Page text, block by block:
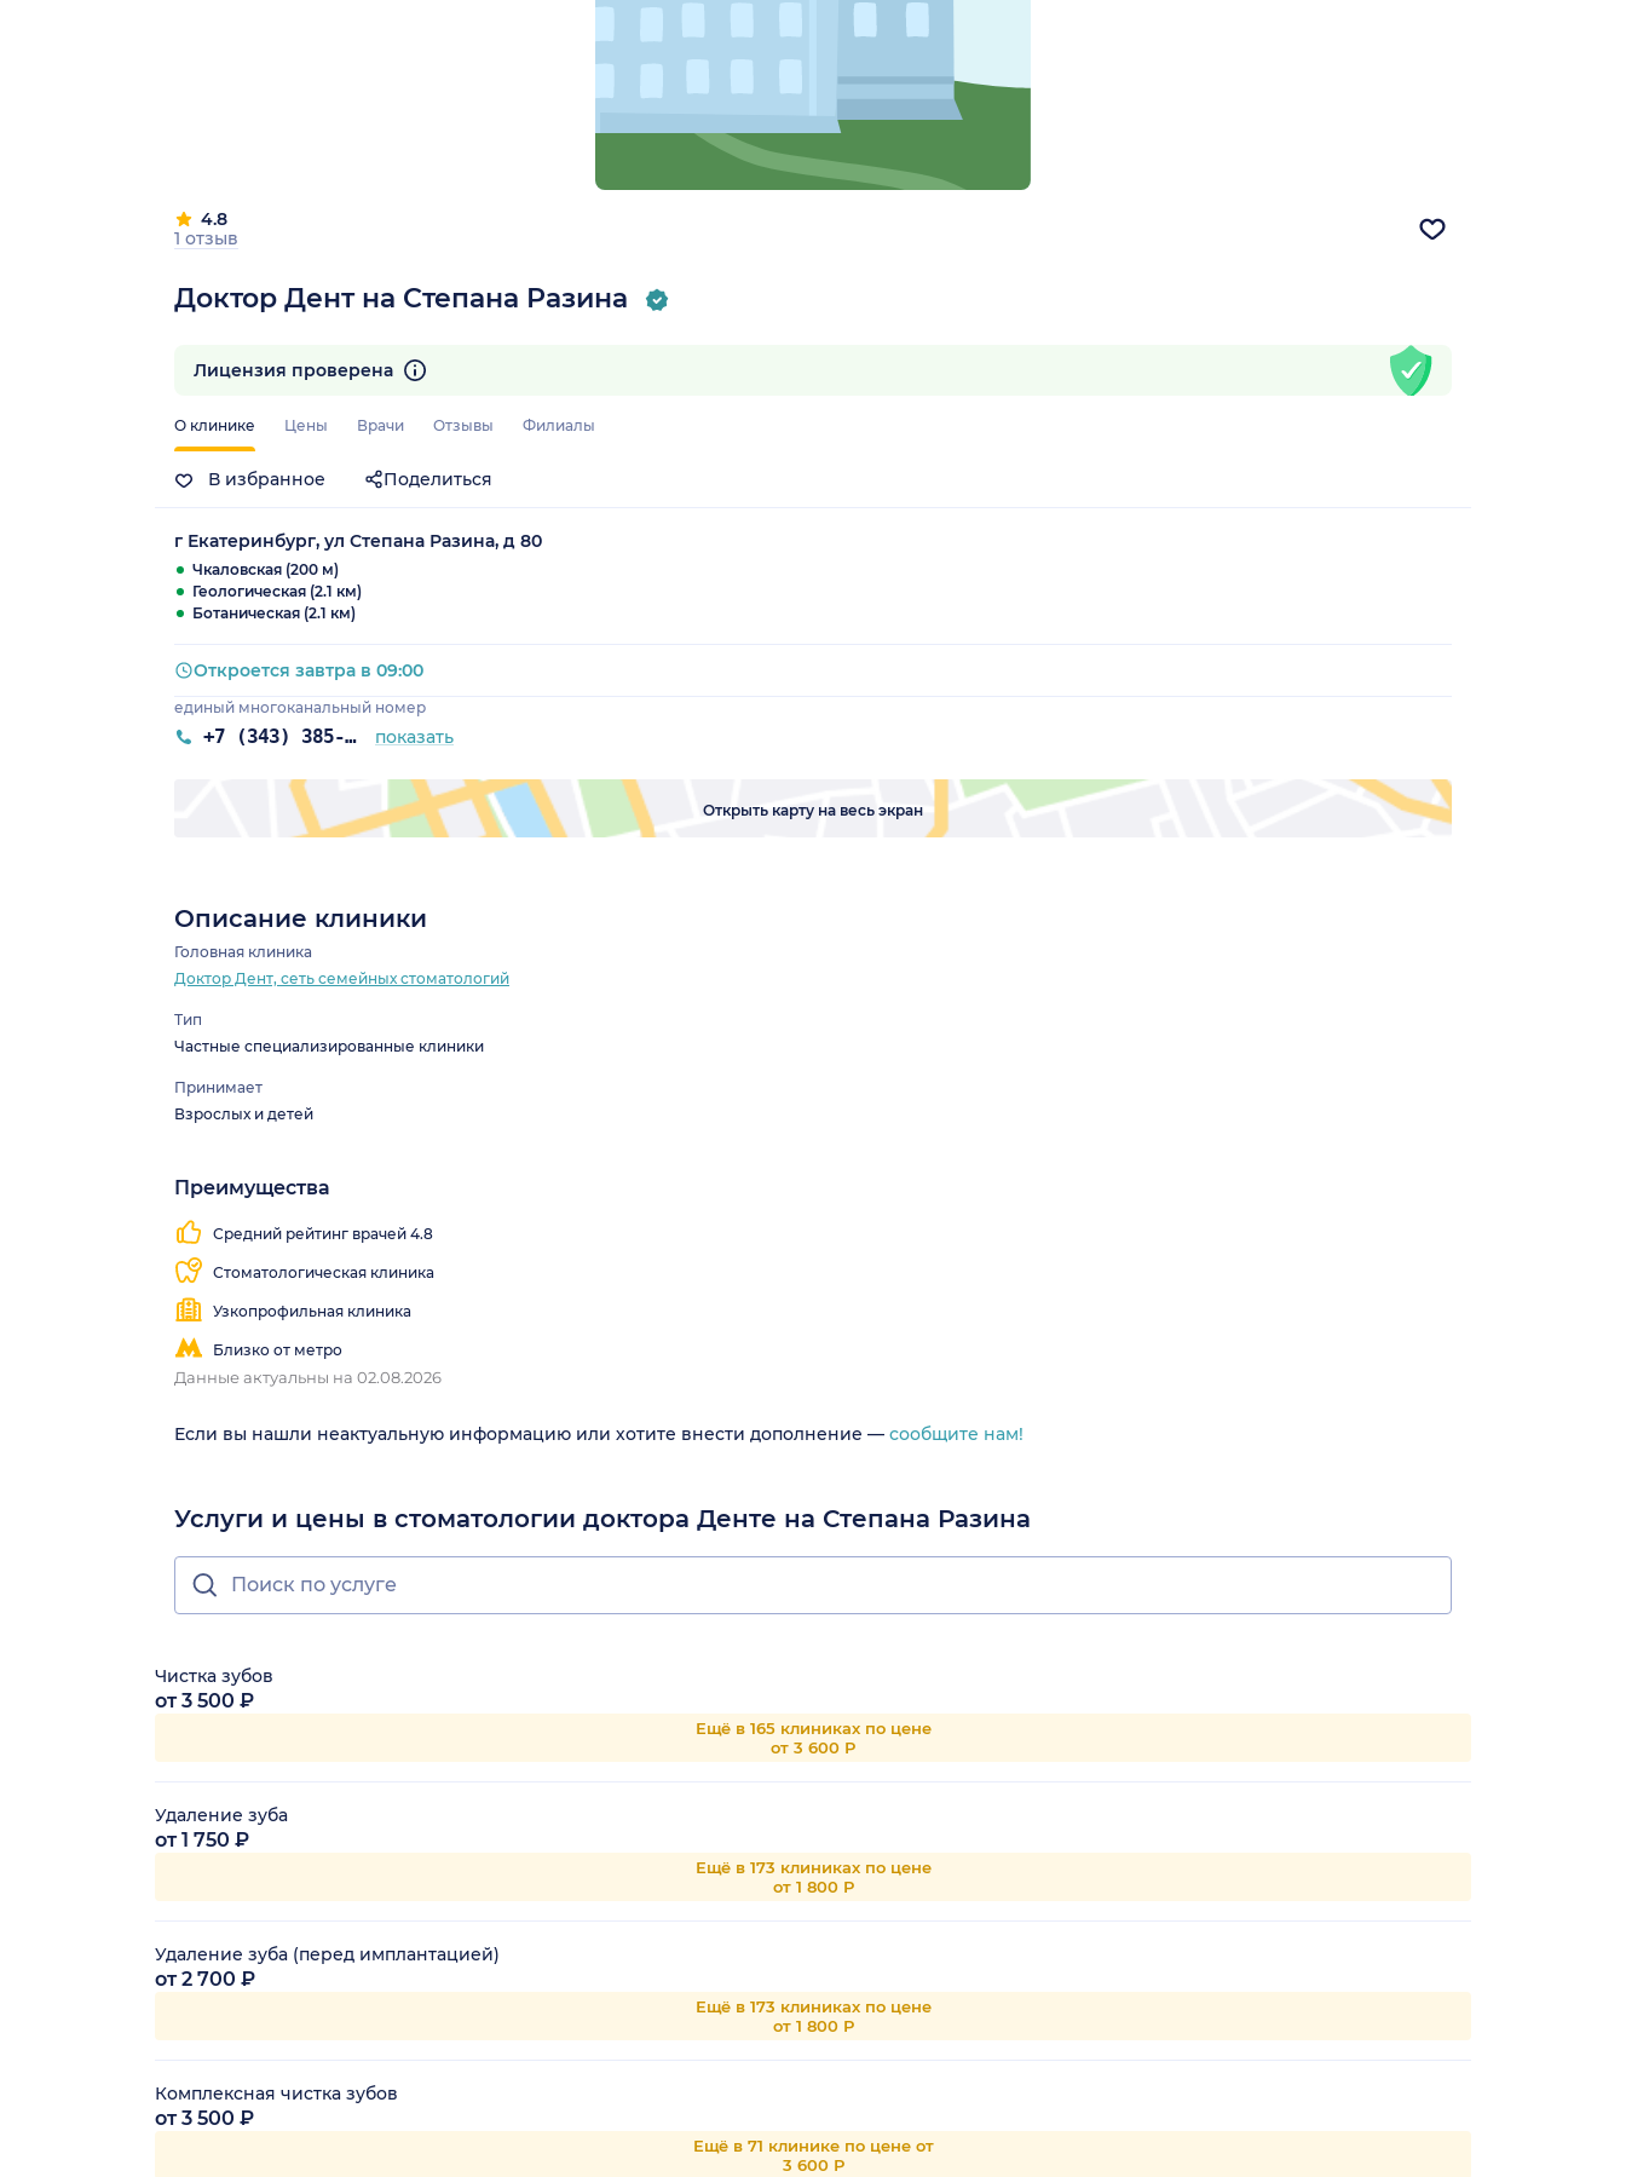
Доктор Дент на Степана Разина
4.8
1 отзыв
О клинике Цены Врачи Отзывы Филиалы
В избранное Поделиться
Лицензия проверена
г Екатеринбург, ул Степана Разина, д 80
Чкаловская (200 м)
Геологическая (2.1 км)
Ботаническая (2.1 км)
единый многоканальный номер
+7 (343) 385-90-95 показать
Откроется завтра в 09:00
Открыть карту на весь экран
Описание клиники
Головная клиника
Доктор Дент, сеть семейных стоматологий
Тип
Частные специализированные клиники
Принимает
Взрослых и детей
Преимущества
Средний рейтинг врачей 4.8
Стоматологическая клиника
Узкопрофильная клиника
Близко от метро
Данные актуальны на 02.08.2026
Если вы нашли неактуальную информацию или хотите внести дополнение — сообщите нам!
Услуги и цены в стоматологии доктора Денте на Степана Разина
Чистка зубов
от 3 500 ₽
Ещё в 165 клиниках по цене
от 3 600 Р
Удаление зуба
от 1 750 ₽
Ещё в 173 клиниках по цене
от 1 800 Р
Удаление зуба (перед имплантацией)
от 2 700 ₽
Ещё в 173 клиниках по цене
от 1 800 Р
Комплексная чистка зубов
от 3 500 ₽
Ещё в 71 клинике по цене от
3 600 Р